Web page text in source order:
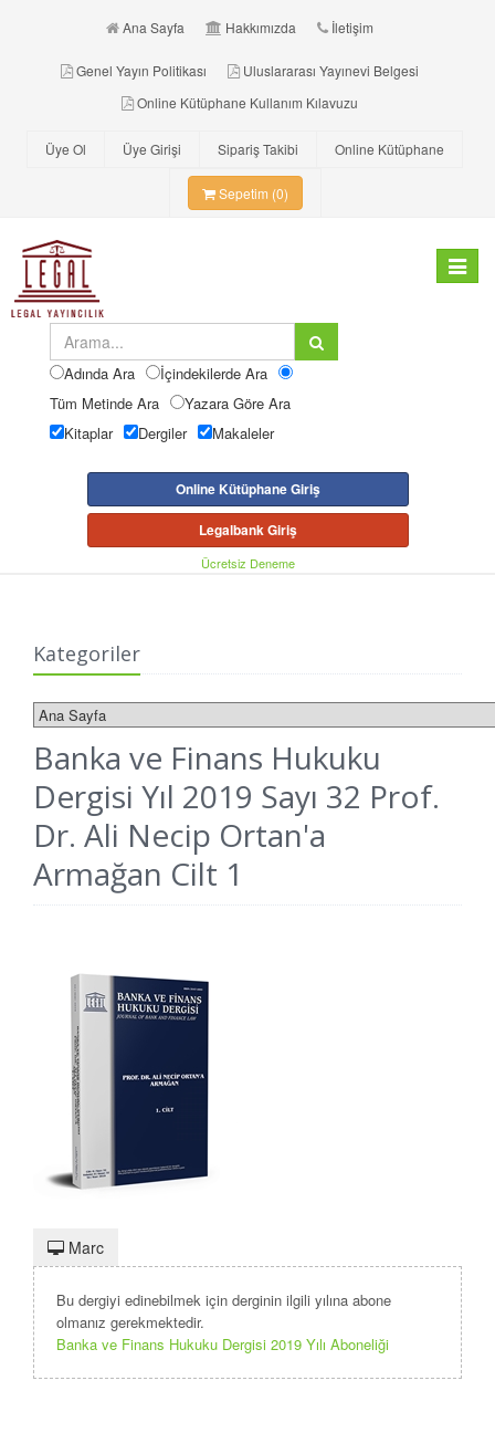
Ana Sayfa Hakkımızda İletişim
Genel Yayın Politikası
Uluslararası Yayınevi Belgesi
Online Kütüphane Kullanım Kılavuzu
Üye Ol Üye Girişi Sipariş Takibi Online Kütüphane
Sepetim (0)
Toggle
Adında Ara
İçindekilerde Ara
Tüm Metinde Ara
Yazara Göre Ara
Kitaplar
Dergiler Makaleler
Online Kütüphane Giriş
Legalbank Giriş
Ücretsiz Deneme
Kategoriler
Banka ve Finans Hukuku
Dergisi Yıl 2019 Sayı 32 Prof.
Dr. Ali Necip Ortan'a
Armağan Cilt 1
Marc
Bu dergiyi edinebilmek için derginin ilgili yılına abone
olmanız gerekmektedir.
Banka ve Finans Hukuku Dergisi 2019 Yılı Aboneliği